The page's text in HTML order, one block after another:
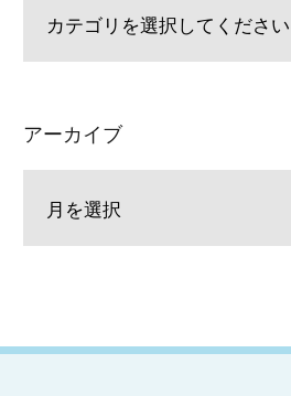
アーカイブ